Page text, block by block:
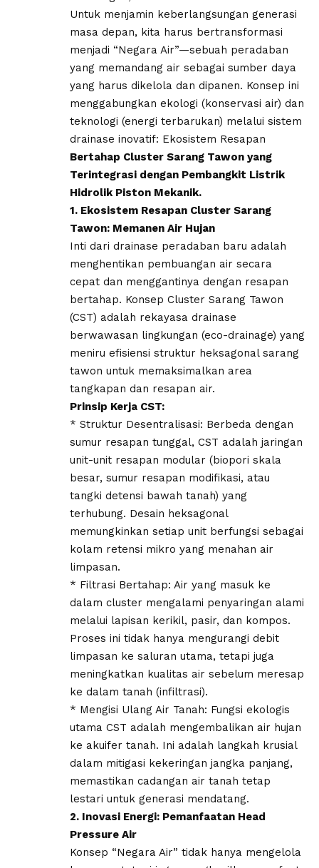
Untuk menjamin keberlangsungan generasi
masa depan, kita harus bertransformasi
menjadi “Negara Air”—sebuah peradaban
yang memandang air sebagai sumber daya
yang harus dikelola dan dipanen. Konsep ini
menggabungkan ekologi (konservasi air) dan
teknologi (energi terbarukan) melalui sistem
drainase inovatif: Ekosistem Resapan
Bertahap Cluster Sarang Tawon yang
Terintegrasi dengan Pembangkit Listrik
Hidrolik Piston Mekanik.
1. Ekosistem Resapan Cluster Sarang
Tawon: Memanen Air Hujan
Inti dari drainase peradaban baru adalah
menghentikan pembuangan air secara
cepat dan menggantinya dengan resapan
bertahap. Konsep Cluster Sarang Tawon
(CST) adalah rekayasa drainase
berwawasan lingkungan (eco-drainage) yang
meniru efisiensi struktur heksagonal sarang
tawon untuk memaksimalkan area
tangkapan dan resapan air.
Prinsip Kerja CST:
* Struktur Desentralisasi: Berbeda dengan
sumur resapan tunggal, CST adalah jaringan
unit-unit resapan modular (biopori skala
besar, sumur resapan modifikasi, atau
tangki detensi bawah tanah) yang
terhubung. Desain heksagonal
memungkinkan setiap unit berfungsi sebagai
kolam retensi mikro yang menahan air
limpasan.
* Filtrasi Bertahap: Air yang masuk ke
dalam cluster mengalami penyaringan alami
melalui lapisan kerikil, pasir, dan kompos.
Proses ini tidak hanya mengurangi debit
limpasan ke saluran utama, tetapi juga
meningkatkan kualitas air sebelum meresap
ke dalam tanah (infiltrasi).
* Mengisi Ulang Air Tanah: Fungsi ekologis
utama CST adalah mengembalikan air hujan
ke akuifer tanah. Ini adalah langkah krusial
dalam mitigasi kekeringan jangka panjang,
memastikan cadangan air tanah tetap
lestari untuk generasi mendatang.
2. Inovasi Energi: Pemanfaatan Head
Pressure Air
Konsep “Negara Air” tidak hanya mengelola